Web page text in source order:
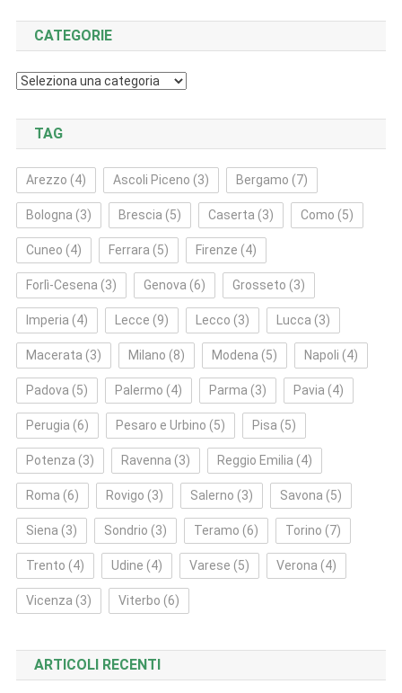
CATEGORIE
Categorie
TAG
Arezzo (4) Ascoli Piceno (3) Bergamo (7)
Bologna (3) Brescia (5) Caserta (3) Como (5)
Cuneo (4) Ferrara (5) Firenze (4)
Forlì‑Cesena (3) Genova (6) Grosseto (3)
Imperia (4) Lecce (9) Lecco (3) Lucca (3)
Macerata (3) Milano (8) Modena (5) Napoli (4)
Padova (5) Palermo (4) Parma (3) Pavia (4)
Perugia (6) Pesaro e Urbino (5) Pisa (5)
Potenza (3) Ravenna (3) Reggio Emilia (4)
Roma (6) Rovigo (3) Salerno (3) Savona (5)
Siena (3) Sondrio (3) Teramo (6) Torino (7)
Trento (4) Udine (4) Varese (5) Verona (4)
Vicenza (3) Viterbo (6)
ARTICOLI RECENTI